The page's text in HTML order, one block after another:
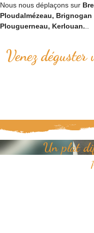
Nous nous déplaçons sur
Ploudalmézeau,
Plouguerneau, Kerlouan.
Venez
Un plat